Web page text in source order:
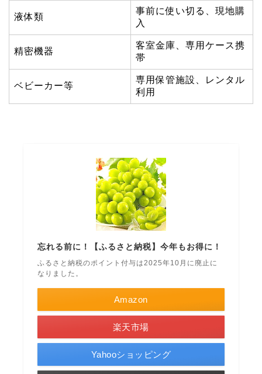
液体類
事前に使い切る、現地購
入
精密機器
客室金庫、専用ケース携
帯
ベビーカー等
専用保管施設、レンタル
利用
忘れる前に！【ふるさと納税】今年もお得に！
ふるさと納税のポイント付与は2025年10月に廃止に
なりました。
Amazon
楽天市場
Yahooショッピング